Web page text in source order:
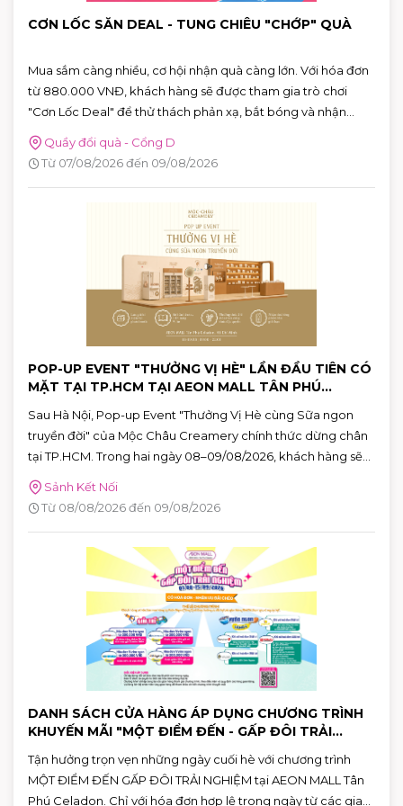
CƠN LỐC SĂN DEAL - TUNG CHIÊU "CHỚP" QUÀ
Mua sắm càng nhiều, cơ hội nhận quà càng lớn. Với hóa đơn
từ 880.000 VNĐ, khách hàng sẽ được tham gia trò chơi
"Cơn Lốc Deal" để thử thách phản xạ, bắt bóng và nhận
ngay những phần quà hấp dẫn tại AEON MALL Tân Phú
Celadon.
Quầy đổi quà - Cổng D
Từ 07/08/2026 đến 09/08/2026
POP-UP EVENT "THƯỞNG VỊ HÈ" LẦN ĐẦU TIÊN CÓ
MẶT TẠI TP.HCM TẠI AEON MALL TÂN PHÚ
Sau Hà Nội, Pop-up Event "Thưởng Vị Hè cùng Sữa ngon
truyền đời" của Mộc Châu Creamery chính thức dừng chân
tại TP.HCM. Trong hai ngày 08–09/08/2026, khách hàng sẽ
có cơ hội khám phá những hương vị mùa hè độc đáo, tham
gia nhiều hoạt động tương tác thú vị và nhận quà tặng phiên
bản giới hạn tại AEON MALL Tân Phú Celadon.
Sảnh Kết Nối
Từ 08/08/2026 đến 09/08/2026
DANH SÁCH CỬA HÀNG ÁP DỤNG CHƯƠNG TRÌNH
KHUYẾN MÃI "MỘT ĐIỂM ĐẾN - GẤP ĐÔI TRẢI
Tận hưởng trọn vẹn những ngày cuối hè với chương trình
MỘT ĐIỂM ĐẾN GẤP ĐÔI TRẢI NGHIỆM tại AEON MALL Tân
Phú Celadon. Chỉ với hóa đơn hợp lệ trong ngày từ các gian